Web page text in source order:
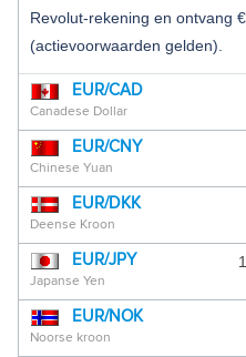
Revolut-rekening en ontvang
(actievoorwaarden gelden).
EUR/CAD
Canadese Dollar
EUR/CNY
Chinese Yuan
EUR/DKK
Deense Kroon
EUR/JPY
Japanse Yen
EUR/NOK
Noorse kroon